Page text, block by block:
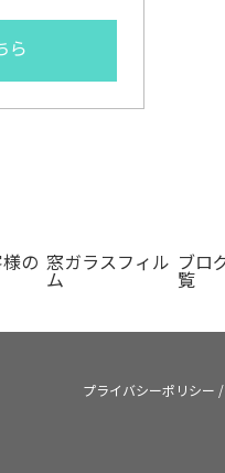
ら
の 窓ガラスフィル
ム
ブロ
覧
プライバシーポリシー /